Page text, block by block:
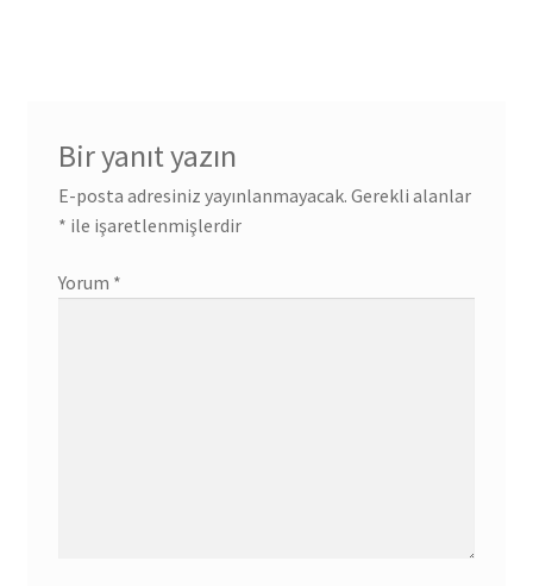
Bir yanıt yazın
E-posta adresiniz yayınlanmayacak. Gerekli alanlar
* ile işaretlenmişlerdir
Yorum *